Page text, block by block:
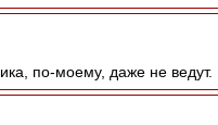
по-моему, даже не ведут.